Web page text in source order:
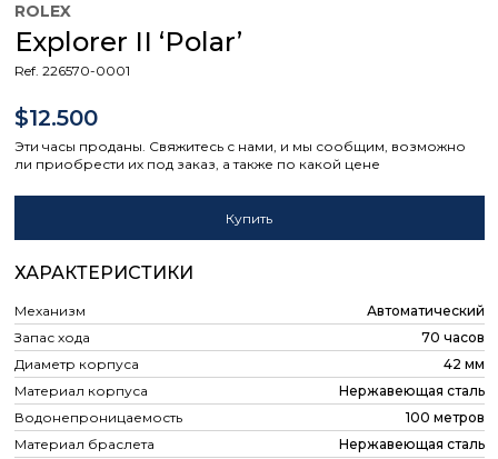
ROLEX
Explorer II ‘Polar’
Ref. 226570-0001
$12.500
Эти часы проданы. Свяжитесь с нами, и мы сообщим, возможно
ли приобрести их под заказ, а также по какой цене
Купить
ХАРАКТЕРИСТИКИ
Механизм
Автоматический
Запас хода
70 часов
Диаметр корпуса
42 мм
Материал корпуса
Нержавеющая сталь
Водонепроницаемость
100 метров
Материал браслета
Нержавеющая сталь